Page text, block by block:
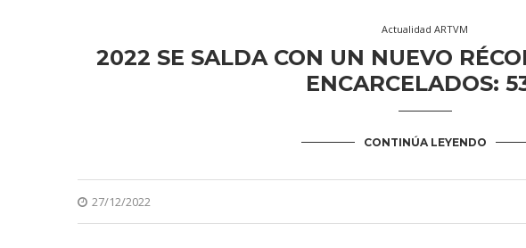
Actualidad ARTVM
2022 SE SALDA CON UN NUEVO
ENCARCELADOS:
CONTINÚA LEYENDO
27/12/2022